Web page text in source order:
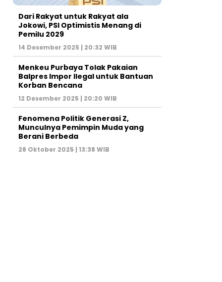
Dari Rakyat untuk Rakyat ala
Jokowi, PSI Optimistis Menang di
Pemilu 2029
14 Desember 2025 | 20:32 WIB
Menkeu Purbaya Tolak Pakaian
Balpres Impor Ilegal untuk Bantuan
Korban Bencana
12 Desember 2025 | 20:20 WIB
Fenomena Politik Generasi Z,
Munculnya Pemimpin Muda yang
Berani Berbeda
28 Oktober 2025 | 13:38 WIB